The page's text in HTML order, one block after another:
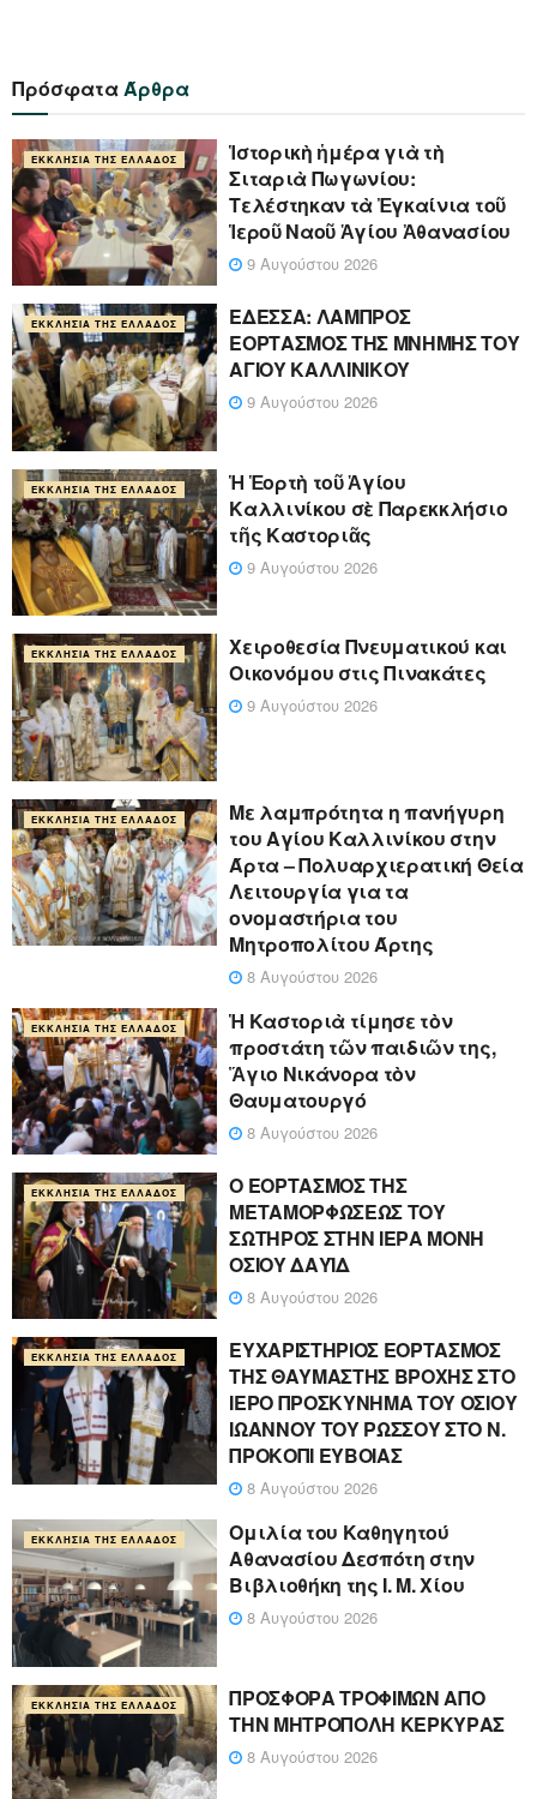
ΠρόσφαταΆρθρα
ΕΚΚΛΗΣΊΑ ΤΗΣ ΕΛΛΆΔΟΣ
Ἱστορικὴ ἡμέρα γιὰ τὴ
Σιταριὰ Πωγωνίου:
Τελέστηκαν τὰ Ἐγκαίνια τοῦ
Ἱεροῦ Ναοῦ Ἁγίου Ἀθανασίου
9 Αυγούστου 2026
ΕΚΚΛΗΣΊΑ ΤΗΣ ΕΛΛΆΔΟΣ
ΕΔΕΣΣΑ: ΛΑΜΠΡΟΣ
ΕΟΡΤΑΣΜΟΣ ΤΗΣ ΜΝΗΜΗΣ ΤΟΥ
ΑΓΙΟΥ ΚΑΛΛΙΝΙΚΟΥ
9 Αυγούστου 2026
ΕΚΚΛΗΣΊΑ ΤΗΣ ΕΛΛΆΔΟΣ
Ἡ Ἑορτὴ τοῦ Ἁγίου
Καλλινίκου σὲ Παρεκκλήσιο
τῆς Καστοριᾶς
9 Αυγούστου 2026
ΕΚΚΛΗΣΊΑ ΤΗΣ ΕΛΛΆΔΟΣ
Χειροθεσία Πνευματικού και
Οικονόμου στις Πινακάτες
9 Αυγούστου 2026
ΕΚΚΛΗΣΊΑ ΤΗΣ ΕΛΛΆΔΟΣ
Με λαμπρότητα η πανήγυρη
του Αγίου Καλλινίκου στην
Άρτα – Πολυαρχιερατική Θεία
Λειτουργία για τα
ονομαστήρια του
Μητροπολίτου Άρτης
8 Αυγούστου 2026
ΕΚΚΛΗΣΊΑ ΤΗΣ ΕΛΛΆΔΟΣ
Ἡ Καστοριὰ τίμησε τὸν
προστάτη τῶν παιδιῶν της,
Ἅγιο Νικάνορα τὸν
Θαυματουργό
8 Αυγούστου 2026
ΕΚΚΛΗΣΊΑ ΤΗΣ ΕΛΛΆΔΟΣ
Ο ΕΟΡΤΑΣΜΟΣ ΤΗΣ
ΜΕΤΑΜΟΡΦΩΣΕΩΣ ΤΟΥ
ΣΩΤΗΡΟΣ ΣΤΗΝ ΙΕΡΑ ΜΟΝΗ
ΟΣΙΟΥ ΔΑΥΪΔ
8 Αυγούστου 2026
ΕΚΚΛΗΣΊΑ ΤΗΣ ΕΛΛΆΔΟΣ
ΕΥΧΑΡΙΣΤΗΡΙΟΣ ΕΟΡΤΑΣΜΟΣ
ΤΗΣ ΘΑΥΜΑΣΤΗΣ ΒΡΟΧΗΣ ΣΤΟ
ΙΕΡΟ ΠΡΟΣΚΥΝΗΜΑ ΤΟΥ ΟΣΙΟΥ
ΙΩΑΝΝΟΥ ΤΟΥ ΡΩΣΣΟΥ ΣΤΟ Ν.
ΠΡΟΚΟΠΙ ΕΥΒΟΙΑΣ
8 Αυγούστου 2026
ΕΚΚΛΗΣΊΑ ΤΗΣ ΕΛΛΆΔΟΣ
Ομιλία του Καθηγητού
Αθανασίου Δεσπότη στην
Βιβλιοθήκη της Ι. Μ. Χίου
8 Αυγούστου 2026
ΕΚΚΛΗΣΊΑ ΤΗΣ ΕΛΛΆΔΟΣ
ΠΡΟΣΦΟΡΑ ΤΡΟΦΙΜΩΝ ΑΠΟ
ΤΗΝ ΜΗΤΡΟΠΟΛΗ ΚΕΡΚΥΡΑΣ
8 Αυγούστου 2026